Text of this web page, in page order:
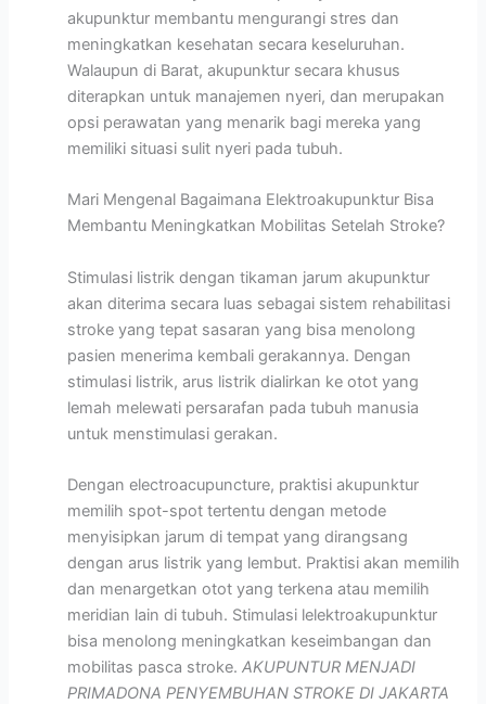
akupunktur membantu mengurangi stres dan
meningkatkan kesehatan secara keseluruhan.
Walaupun di Barat, akupunktur secara khusus
diterapkan untuk manajemen nyeri, dan merupakan
opsi perawatan yang menarik bagi mereka yang
memiliki situasi sulit nyeri pada tubuh.
Mari Mengenal Bagaimana Elektroakupunktur Bisa
Membantu Meningkatkan Mobilitas Setelah Stroke?
Stimulasi listrik dengan tikaman jarum akupunktur
akan diterima secara luas sebagai sistem rehabilitasi
stroke yang tepat sasaran yang bisa menolong
pasien menerima kembali gerakannya. Dengan
stimulasi listrik, arus listrik dialirkan ke otot yang
lemah melewati persarafan pada tubuh manusia
untuk menstimulasi gerakan.
Dengan electroacupuncture, praktisi akupunktur
memilih spot-spot tertentu dengan metode
menyisipkan jarum di tempat yang dirangsang
dengan arus listrik yang lembut. Praktisi akan memilih
dan menargetkan otot yang terkena atau memilih
meridian lain di tubuh. Stimulasi lelektroakupunktur
bisa menolong meningkatkan keseimbangan dan
mobilitas pasca stroke.AKUPUNTUR MENJADI
PRIMADONA PENYEMBUHAN STROKE DI JAKARTA